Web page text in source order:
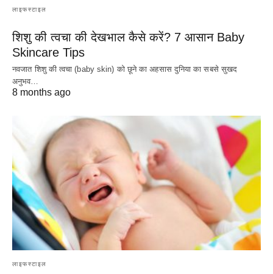
लाइफस्टाइल
शिशु की त्वचा की देखभाल कैसे करें? 7 आसान Baby
Skincare Tips
नवजात शिशु की त्वचा (baby skin) को छूने का अहसास दुनिया का सबसे सुखद
अनुभव…
8 months ago
लाइफस्टाइल